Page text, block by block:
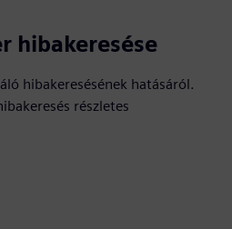
hibakeresése
hibakeresésének hatásáról.
részletes